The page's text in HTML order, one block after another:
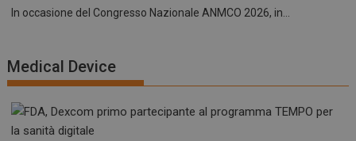
In occasione del Congresso Nazionale ANMCO 2026, in...
Medical Device